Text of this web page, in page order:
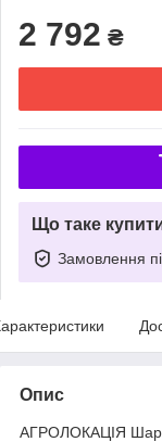
2 792 ₴
Що таке
Замовлення
Опис
АГРОЛОКАЦІЯ